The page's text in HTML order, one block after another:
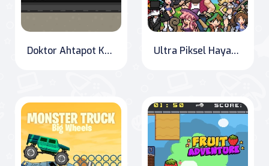
Doktor Ahtapot Karanlıkta Ultra Piksel Hayatta Kalma